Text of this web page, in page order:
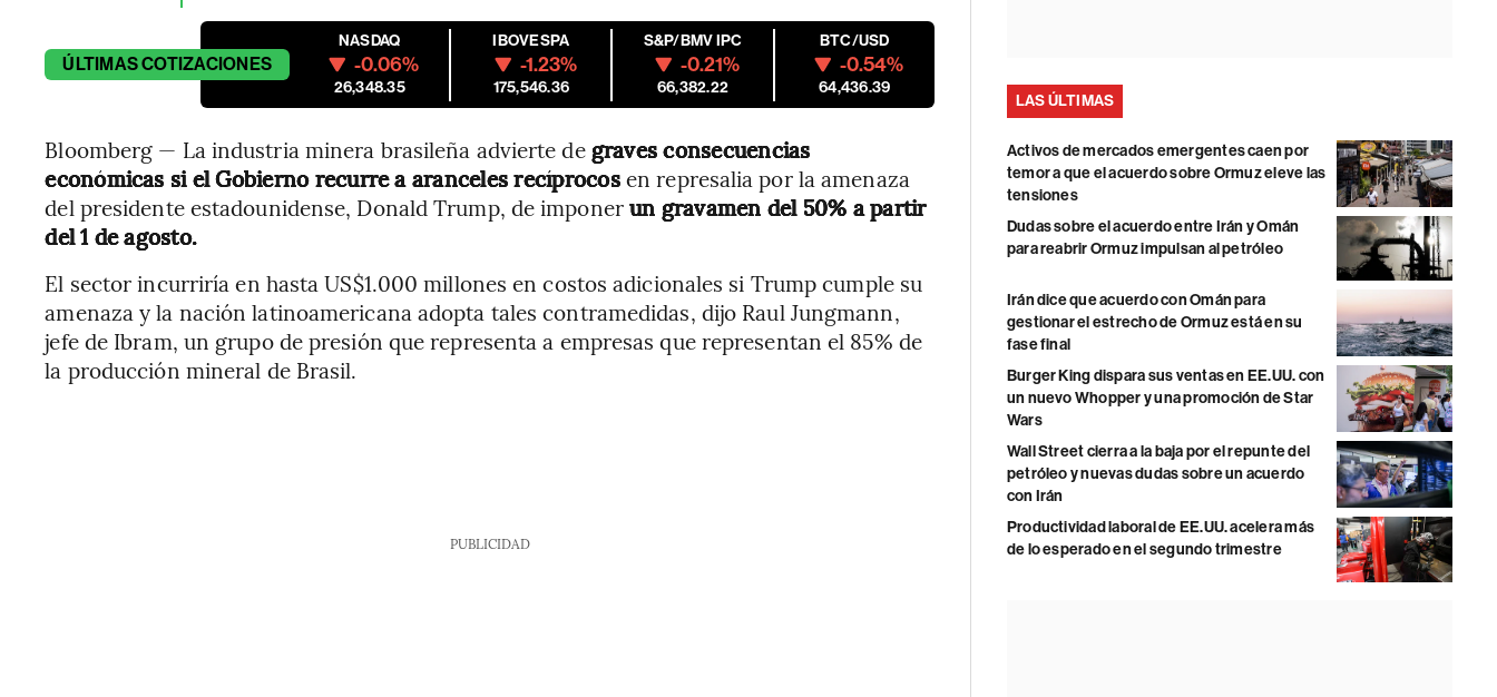
ÚLTIMASCOTIZACIONES
NASDAQ
-0.06%
26,348.35
IBOVESPA
-1.23%
175,546.36
S&P/BMV IPC
-0.21%
66,382.22
BTC/USD
-0.54%
64,436.39
Bloomberg — La industria minera brasileña advierte de graves consecuencias
económicas si el Gobierno recurre a aranceles recíprocosen represalia por la amenaza
del presidente estadounidense, Donald Trump, de imponerun gravamen del 50% a partir
del 1 de agosto.
El sector incurriría en hasta US$1.000 millones en costos adicionales si Trump cumple su
amenaza y la nación latinoamericana adopta tales contramedidas, dijo Raul Jungmann,
jefe de Ibram, un grupo de presión que representa a empresas que representan el 85% de
la producción mineral de Brasil.
PUBLICIDAD
LAS ÚLTIMAS
Activos de mercados emergentes caen por
temor a que el acuerdo sobre Ormuz eleve las
tensiones
Dudas sobre el acuerdo entre Irán y Omán
para reabrir Ormuz impulsan al petróleo
Irán dice que acuerdo con Omán para
gestionar el estrecho de Ormuz está en su
fase final
Burger King dispara sus ventas en EE.UU. con
un nuevo Whopper y una promoción de Star
Wars
Wall Street cierra a la baja por el repunte del
petróleo y nuevas dudas sobre un acuerdo
con Irán
Productividad laboral de EE.UU. acelera más
de lo esperado en el segundo trimestre